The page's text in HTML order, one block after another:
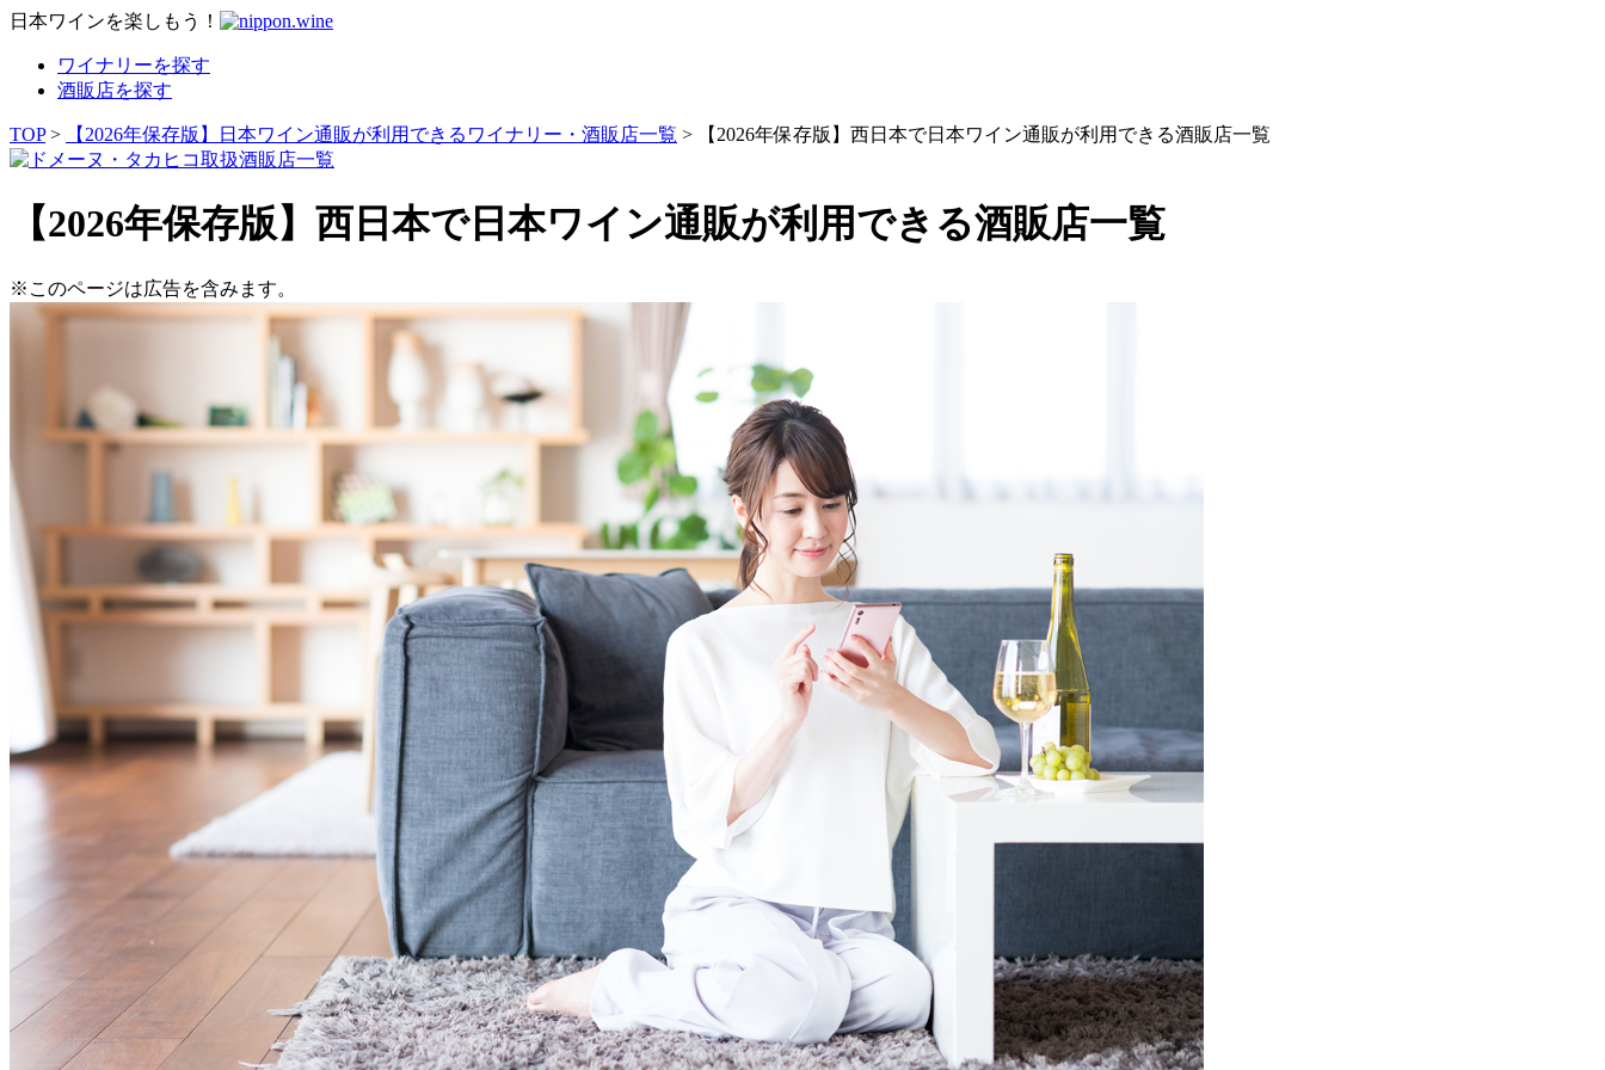
日本ワインを楽しもう！
ワイナリーを探す
酒販店を探す
TOP> 【2026年保存版】日本ワイン通販が利用できるワイナリー・酒販店一覧 > 【2026年保存版】西日本で日本ワイン通販が利用できる酒販店一覧
【2026年保存版】西日本で日本ワイン通販が利用できる酒販店一覧
※このページは広告を含みます。